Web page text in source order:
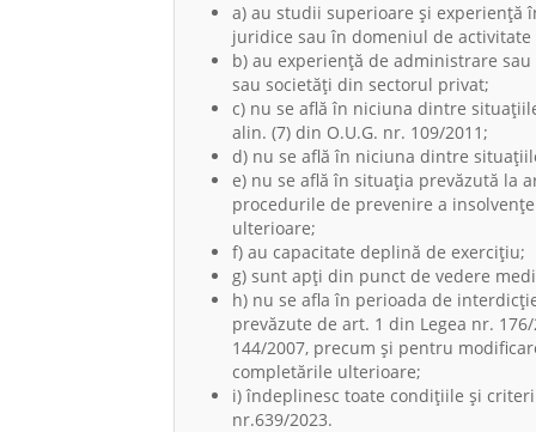
a) au studii superioare și experiență
juridice sau în domeniul de
b) au experiență de administrare
sau societăți din sectorul privat;
c) nu se află în niciuna dintre
alin. (7) din O.U.G. nr. 109/2011;
d) nu se află în niciuna dintre
e) nu se află în situația prevăzută la
procedurile de prevenire a
ulterioare;
f) au capacitate deplină de exercițiu;
g) sunt apți din punct de vedere
h) nu se afla în perioada de
prevăzute de art. 1 din Legea nr.
144/2007, precum şi pentru
completările ulterioare;
i) îndeplinesc toate condițiile și
nr.639/2023.